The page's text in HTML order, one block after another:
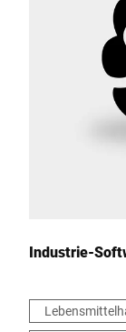
Industrie-